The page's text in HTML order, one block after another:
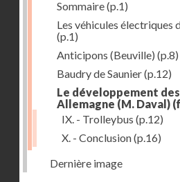
Sommaire(p.1)
Les véhicules électriques
(p.1)
Anticipons (Beuville) (p.8)
Baudry de Saunier(p.12)
Le développement
Allemagne (M. Daval)
IX. - Trolleybus (p.12)
X. - Conclusion(p.16)
Dernière image